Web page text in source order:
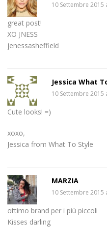
10 Settembre 2015
great post!
XO JNESS
jenessasheffield
Jessica What
10 Settembre 2015
Cute looks! =)
xoxo,
Jessica from What To Style
MARZIA
10 Settembre 2015
ottimo brand per i più piccoli
Kisses darling